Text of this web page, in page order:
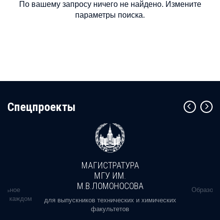
По вашему запросу ничего не найдено. Измените
параметры поиска.
Cпецпроекты
в каждом
МАГИСТРАТУРА
МГУ ИМ.
М.В.ЛОМОНОСОВА
для выпускников технических и химических
факультетов